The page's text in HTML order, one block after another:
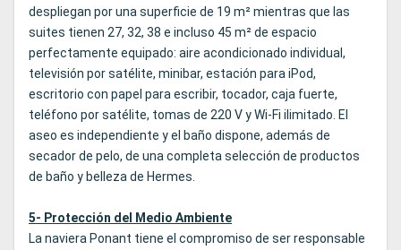
despliegan por una superficie de 19 m² mientras que las
suites tienen 27, 32, 38 e incluso 45 m² de espacio
perfectamente equipado: aire acondicionado individual,
televisión por satélite, minibar, estación para iPod,
escritorio con papel para escribir, tocador, caja fuerte,
teléfono por satélite, tomas de 220 V y Wi-Fi ilimitado. El
aseo es independiente y el baño dispone, además de
secador de pelo, de una completa selección de productos
de baño y belleza de Hermes.
5- Protección del Medio Ambiente
La naviera Ponant tiene el compromiso de ser responsable